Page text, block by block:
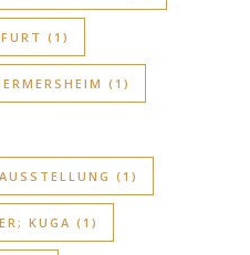
(1)
(1)
(1)
KUGA (1)